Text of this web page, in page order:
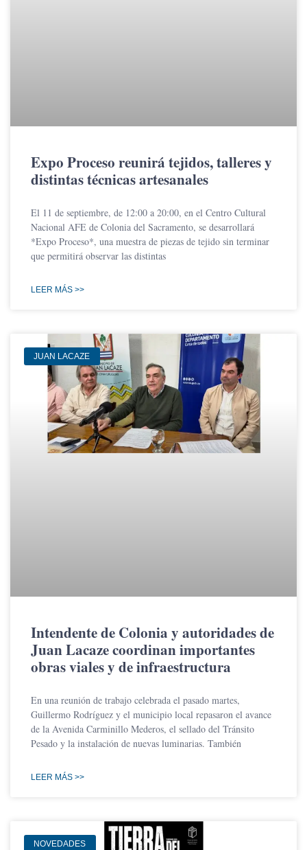
Expo Proceso reunirá tejidos, talleres y
distintas técnicas artesanales
El 11 de septiembre, de 12:00 a 20:00, en el Centro Cultural
Nacional AFE de Colonia del Sacramento, se desarrollará
*Expo Proceso*, una muestra de piezas de tejido sin terminar
que permitirá observar las distintas
LEER MÁS >>
JUAN LACAZE
Intendente de Colonia y autoridades de
Juan Lacaze coordinan importantes
obras viales y de infraestructura
En una reunión de trabajo celebrada el pasado martes,
Guillermo Rodríguez y el municipio local repasaron el avance
de la Avenida Carminillo Mederos, el sellado del Tránsito
Pesado y la instalación de nuevas luminarias. También
LEER MÁS >>
NOVEDADES